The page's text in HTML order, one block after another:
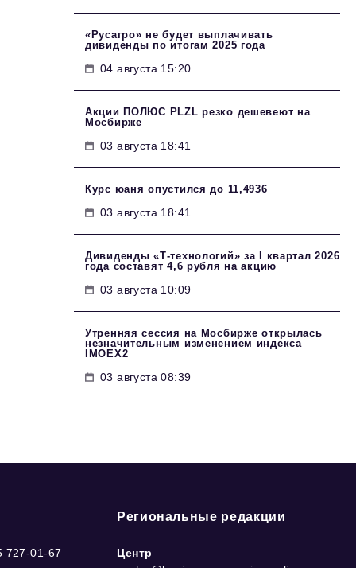
«Русагро» не будет выплачивать
дивиденды по итогам 2025 года
04 августа 15:20
Акции ПОЛЮС PLZL резко дешевеют на
Мосбирже
03 августа 18:41
Курс юаня опустился до 11,4936
03 августа 18:41
Дивиденды «Т-технологий» за I квартал 2026
года составят 4,6 рубля на акцию
03 августа 10:09
Утренняя сессия на Мосбирже открылась
незначительным изменением индекса
IMOEX2
03 августа 08:39
727-01-67
Региональные редакции
Центр